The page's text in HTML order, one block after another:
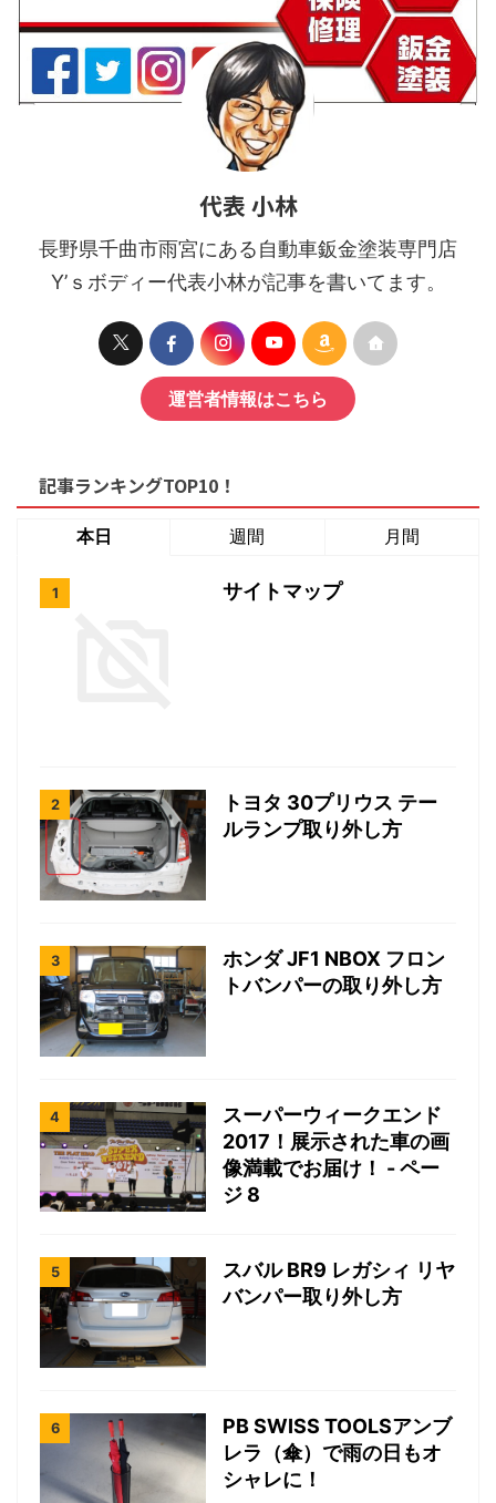
代表 小林
長野県千曲市雨宮にある自動車鈑金塗装専門店
Y’ｓボディー代表小林が記事を書いてます。
運営者情報はこちら
記事ランキングTOP10！
本日 週間 月間
サイトマップ
トヨタ 30プリウス テー
ルランプ取り外し方
ホンダ JF1 NBOX フロン
トバンパーの取り外し方
スーパーウィークエンド
2017！展示された車の画
像満載でお届け！ - ペー
ジ 8
スバル BR9 レガシィ リヤ
バンパー取り外し方
PB SWISS TOOLSアンブ
レラ（傘）で雨の日もオ
シャレに！